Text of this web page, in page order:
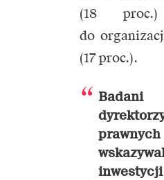
(18
do
(17 proc.).